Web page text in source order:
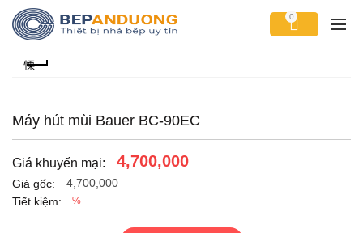
0
Máy hút mùi Bauer BC-90EC
Giá khuyến mại: 4,700,000
Giá gốc:
4,700,000
Tiết kiệm:
%